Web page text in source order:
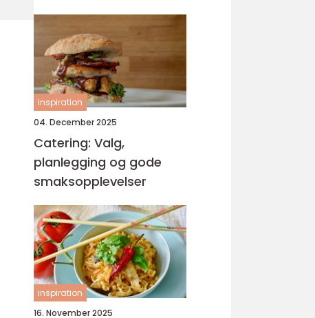
kjøkkenet
inspiration
04. December 2025
Catering: Valg,
planlegging og gode
smaksopplevelser
inspiration
16. November 2025